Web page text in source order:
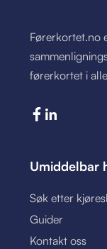
Førerkortet.no
førerkortet i
Umiddelbar
Søk etter
Guider
Kontakt oss